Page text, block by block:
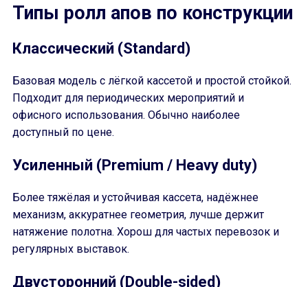
Типы ролл апов по конструкции
Классический (Standard)
Базовая модель с лёгкой кассетой и простой стойкой.
Подходит для периодических мероприятий и
офисного использования. Обычно наиболее
доступный по цене.
Усиленный (Premium / Heavy duty)
Более тяжёлая и устойчивая кассета, надёжнее
механизм, аккуратнее геометрия, лучше держит
натяжение полотна. Хорош для частых перевозок и
регулярных выставок.
Двусторонний (Double-sided)